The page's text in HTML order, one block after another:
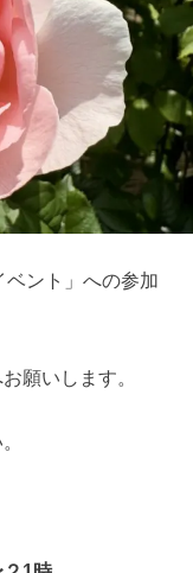
ベント」への参加
願いします。